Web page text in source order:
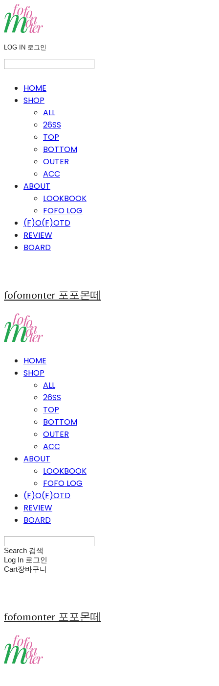
LOG IN 로그인
HOME
SHOP
ALL
26SS
TOP
BOTTOM
OUTER
ACC
ABOUT
LOOKBOOK
FOFO LOG
(F)O(F)OTD
REVIEW
BOARD
fofomonter 포포몬떼
HOME
SHOP
ALL
26SS
TOP
BOTTOM
OUTER
ACC
ABOUT
LOOKBOOK
FOFO LOG
(F)O(F)OTD
REVIEW
BOARD
Search 검색
Log In 로그인
Cart장바구니
fofomonter 포포몬떼